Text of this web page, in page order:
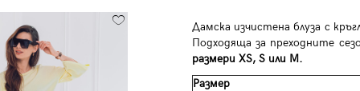
Дамска изчистена блуза с
Подходяща за преходните
размери XS, S или M.
Размер